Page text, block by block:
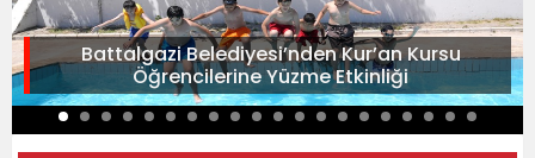
Battalgazi Belediyesi’nden Kur’an Kursu
Öğrencilerine Yüzme Etkinliği